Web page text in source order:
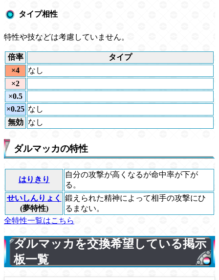
タイプ相性
特性や技などは考慮していません。
倍率
タイプ
×4
なし
×2
×0.5
×0.25 なし
無効
なし
ダルマッカの特性
はりきり
自分の攻撃が高くなるが命中率が下が
る。
せいしんりょく
(夢特性)
鍛えられた精神によって相手の攻撃にひ
るまない。
全特性一覧はこちら
ダルマッカを交換希望している掲示
板一覧